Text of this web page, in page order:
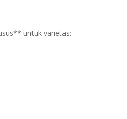
untuk varietas: